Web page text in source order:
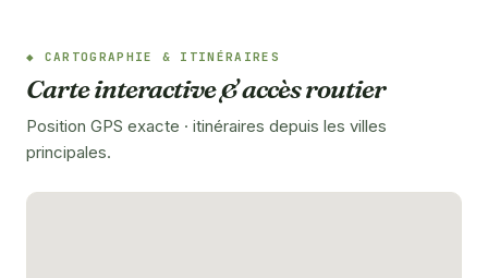
CARTOGRAPHIE & ITINÉRAIRES
Carte interactive & accès routier
Position GPS exacte · itinéraires depuis les villes
principales.